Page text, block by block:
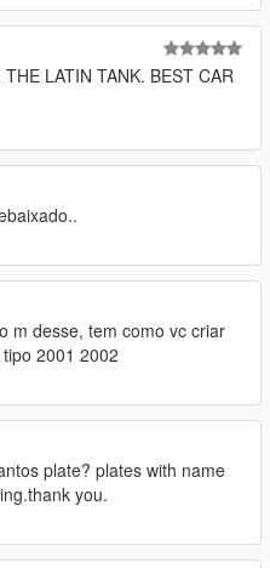
LATIN TANK. BEST CAR
m desse, tem como vc criar
2001 2002
plate? plates with name
you.